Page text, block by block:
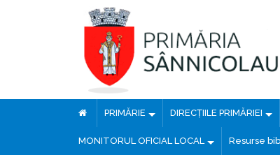
PRIMĂRIE DIRECȚIILE PRIMĂRIEI
MONITORUL OFICIAL LOCAL Resurse